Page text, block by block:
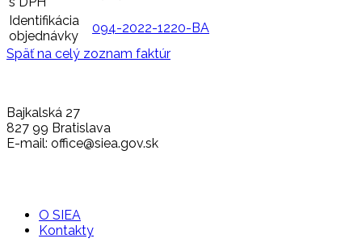
Identifikácia
objednávky
094-2022-1220-BA
Späť na celý zoznam faktúr
Bajkalská 27
827 99 Bratislava
E-mail: office@siea.gov.sk
O SIEA
Kontakty